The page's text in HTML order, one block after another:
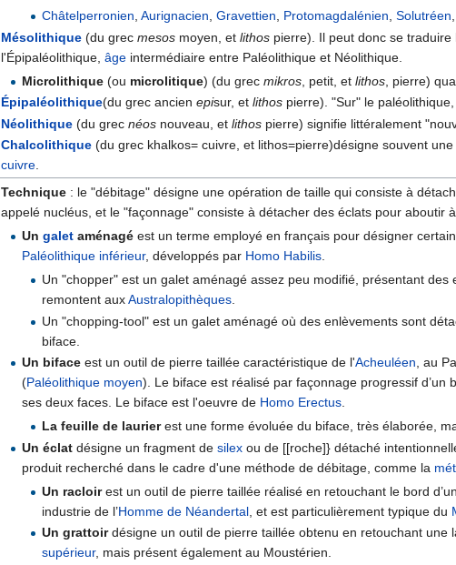
Châtelperronien ,Aurignacien ,Gravettien Protomagdalénien ,Solutréen
Mésolithique (du grecmesos moyen, etlithos pierre). Il peut donc se
l'Épipaléolithique,âge intermédiaire entre Paléolithique et Néolithique.
Microlithique(ou microlitique) (du grec mikros, petit, et lithos, pierre)
Épipaléolithique(du grec ancienepisur, etlithos pierre). "Sur" le
Néolithique (du grecnéos nouveau, etlithos pierre) signifie littéralement
Chalcolithique (du grec khalkos= cuivre, et lithos=pierre)désigne souvent
cuivre
Technique : le "débitage" désigne une opération de taille qui consiste à
appelé nucléus, et le "façonnage" consiste à détacher des éclats pour aboutir
Un galetaménagéest un terme employé en français pour désigner
Paléolithique inférieur, développés par Homo Habilis.
Un "chopper" est un galet aménagé assez peu modifié, présentant
remontent auxAustralopithèques.
Un "chopping-tool" est un galet aménagé où des enlèvements sont
biface.
Un bifaceest un outil de pierre taillée caractéristique de l'Acheuléen , au
(Paléolithique moyen). Le biface est réalisé par façonnage progressif
ses deux faces. Le biface est l'oeuvre de Homo Erectus.
La feuille de laurierest une forme évoluée du biface, très élaborée,
Un éclatdésigne un fragment de silexou de [[roche]} détaché
produit recherché dans le cadre d'une méthode de débitage, comme la
Un racloirest un outil de pierre taillée réalisé en retouchant le bord
industrie de l’Homme de Néandertal , et est particulièrement typique du
Un grattoirdésigne un outil de pierre taillée obtenu en retouchant
supérieur, mais présent également au Moustérien.